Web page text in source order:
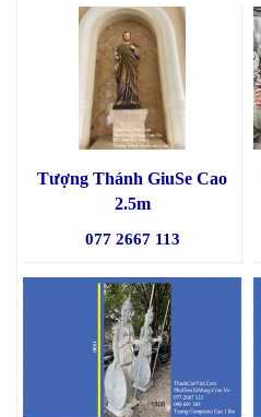
Tượng Thánh GiuSe Cao
2.5m
077 2667 113